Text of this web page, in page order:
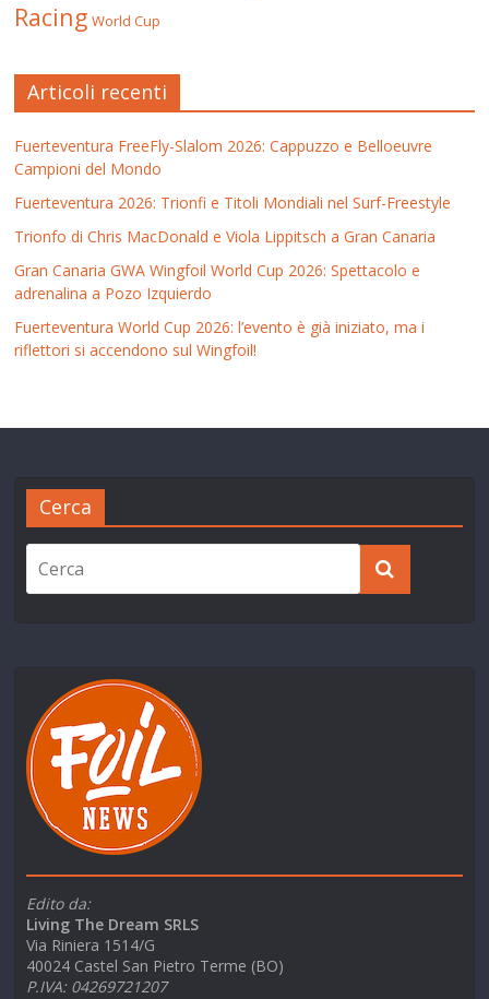
Racing World Cup
Articoli recenti
Fuerteventura FreeFly-Slalom 2026: Cappuzzo e Belloeuvre
Campioni del Mondo
Fuerteventura 2026: Trionfi e Titoli Mondiali nel Surf-Freestyle
Trionfo di Chris MacDonald e Viola Lippitsch a Gran Canaria
Gran Canaria GWA Wingfoil World Cup 2026: Spettacolo e
adrenalina a Pozo Izquierdo
Fuerteventura World Cup 2026: l’evento è già iniziato, ma i
riflettori si accendono sul Wingfoil!
Cerca
Edito da:
Living The Dream SRLS
Via Riniera 1514/G
40024 Castel San Pietro Terme (BO)
P.IVA: 04269721207